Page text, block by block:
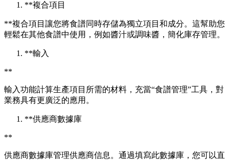
**複合項目
**複合項目讓您將食譜同時存儲為獨立項目和成分。這幫助您
輕鬆在其他食譜中使用，例如醬汁或調味醬，簡化庫存管理。
**輸入
**
輸入功能計算生產項目所需的材料，充當“食譜管理”工具，對
業務具有更廣泛的應用。
**供應商數據庫
**
供應商數據庫管理供應商信息。通過填寫此數據庫，您可以直